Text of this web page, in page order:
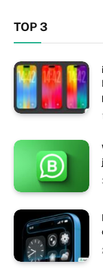
TOP 3